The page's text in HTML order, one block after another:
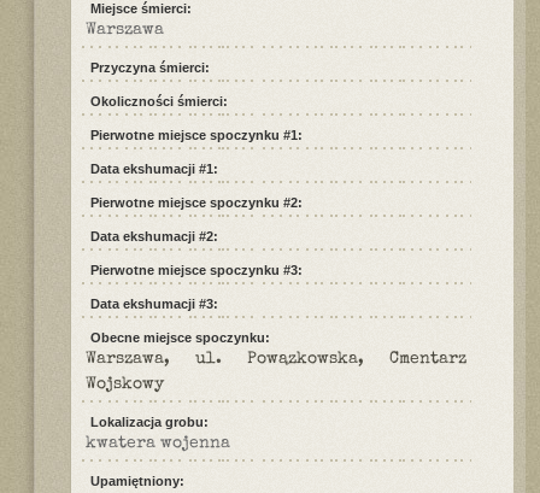
Miejsce śmierci:
Warszawa
Przyczyna śmierci:
Okoliczności śmierci:
Pierwotne miejsce spoczynku #1:
Data ekshumacji #1:
Pierwotne miejsce spoczynku #2:
Data ekshumacji #2:
Pierwotne miejsce spoczynku #3:
Data ekshumacji #3:
Obecne miejsce spoczynku:
Warszawa, ul. Powązkowska, Cmentarz
Wojskowy
Lokalizacja grobu:
kwatera wojenna
Upamiętniony: